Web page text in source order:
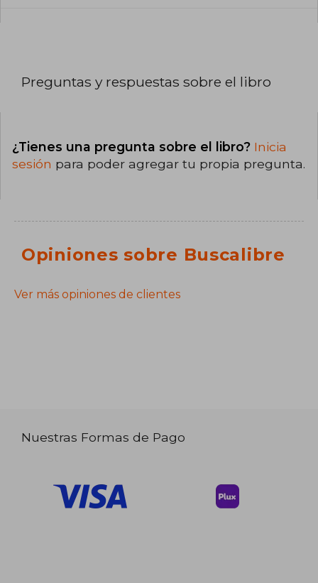
Preguntas y respuestas sobre el libro
¿Tienes una pregunta sobre el libro? Inicia
sesión para poder agregar tu propia pregunta.
Opiniones sobre Buscalibre
Ver más opiniones de clientes
Nuestras Formas de Pago